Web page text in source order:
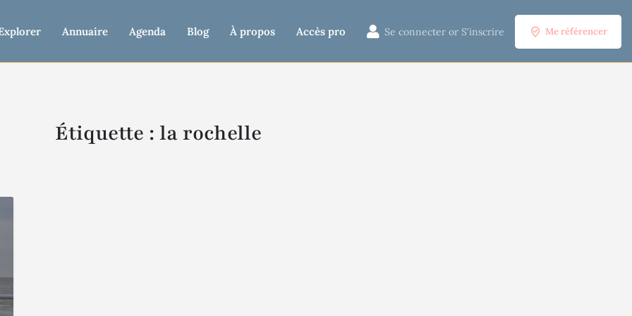
Annuaire Agenda Blog À propos Accès pro Se connecter or S'inscrire Me référencer
Étiquette : la rochelle